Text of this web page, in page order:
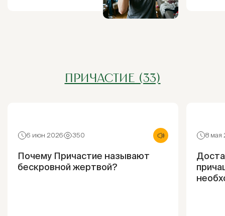
ПРИЧАСТИЕ (33)
6 июн 2026 350
Почему Причастие называют
бескровной жертвой?
8 мая